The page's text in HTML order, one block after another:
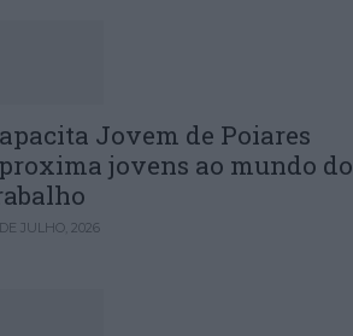
Jovem de Poiares
jovens ao mundo do
JULHO, 2026